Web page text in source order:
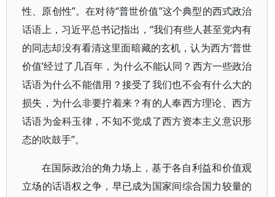
性、原创性”。在对待“普世价值”这个典型的西式政治
话语上，习近平总书记指出，“我们有些人甚至党内有
的同志却没有看清这里面暗藏的玄机，认为西方‘普世
价值’经过了几百年，为什么不能认同？西方一些政治
话语为什么不能借用？接受了我们也不会有什么大的
损失，为什么非要拧着来？有的人奉西方理论、西方
话语为金科玉律，不知不觉成了西方资本主义意识形
态的吹鼓手”。
在国际政治的角力场上，基于各自利益和价值观
立场的话语权之争，早已成为国家间综合国力较量的